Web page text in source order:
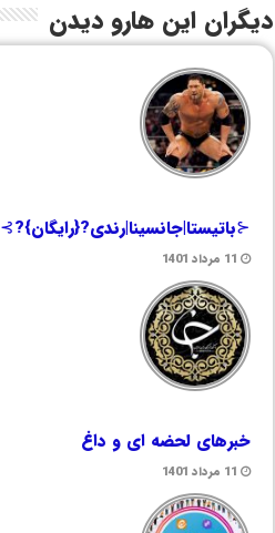
دیگران این هارو دیدن
⊰باتیستا|جانسینا|رندی?{رایگان}?⊱
11 مرداد 1401
خبرهای لحضه ای و داغ
11 مرداد 1401